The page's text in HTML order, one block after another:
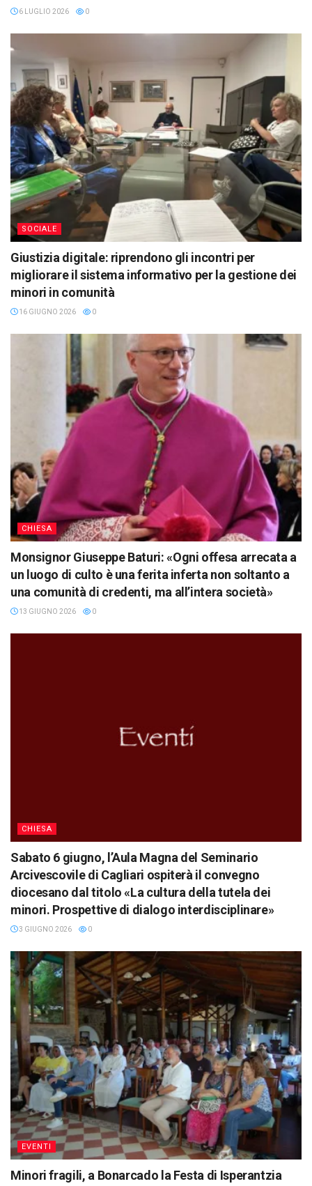
6 LUGLIO 2026 0
SOCIALE
Giustizia digitale: riprendono gli incontri per
migliorare il sistema informativo per la gestione dei
minori in comunità
16 GIUGNO 2026 0
CHIESA
Monsignor Giuseppe Baturi: «Ogni offesa arrecata a
un luogo di culto è una ferita inferta non soltanto a
una comunità di credenti, ma all’intera società»
13 GIUGNO 2026 0
CHIESA
Sabato 6 giugno, l’Aula Magna del Seminario
Arcivescovile di Cagliari ospiterà il convegno
diocesano dal titolo «La cultura della tutela dei
minori. Prospettive di dialogo interdisciplinare»
3 GIUGNO 2026 0
EVENTI
Minori fragili, a Bonarcado la Festa di Isperantzia